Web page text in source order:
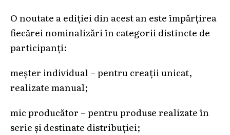
O noutate a ediției din acest an este împărțirea
fiecărei nominalizări în categorii distincte de
participanți:
meșter individual – pentru creații unicat,
realizate manual;
mic producător – pentru produse realizate în
serie și destinate distribuției;